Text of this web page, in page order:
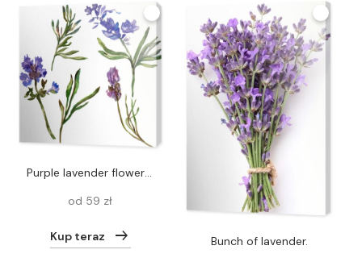
Purple lavender flowers. Wild spring wildflowers isolated on white. Hand drawn lavender flowers in aquarelle. Watercolor background illustration.
od 59 zł
Kup teraz
Bunch of lavender.